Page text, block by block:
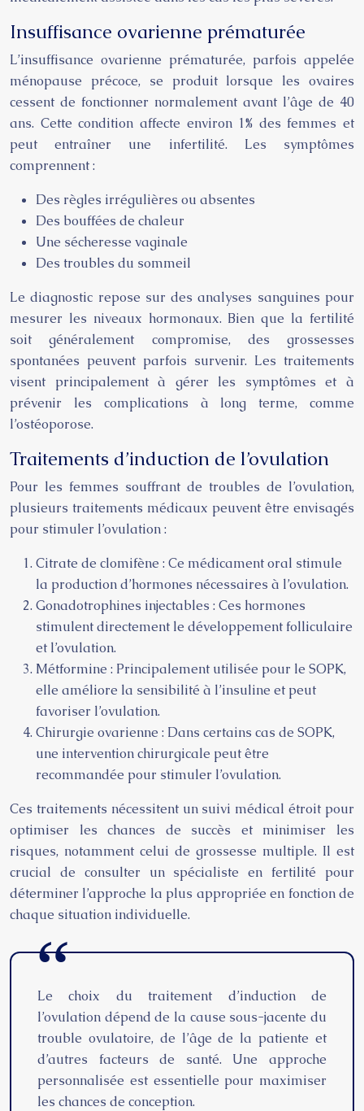
Insuffisance ovarienne prématurée
L’insuffisance ovarienne prématurée, parfois appelée
ménopause précoce, se produit lorsque les ovaires
cessent de fonctionner normalement avant l’âge de 40
ans. Cette condition affecte environ 1% des femmes et
peut entraîner une infertilité. Les symptômes
comprennent :
Des règles irrégulières ou absentes
Des bouffées de chaleur
Une sécheresse vaginale
Des troubles du sommeil
Le diagnostic repose sur des analyses sanguines pour
mesurer les niveaux hormonaux. Bien que la fertilité
soit généralement compromise, des grossesses
spontanées peuvent parfois survenir. Les traitements
visent principalement à gérer les symptômes et à
prévenir les complications à long terme, comme
l’ostéoporose.
Traitements d’induction de l’ovulation
Pour les femmes souffrant de troubles de l’ovulation,
plusieurs traitements médicaux peuvent être envisagés
pour stimuler l’ovulation :
Citrate de clomifène : Ce médicament oral stimule
la production d’hormones nécessaires à l’ovulation.
Gonadotrophines injectables : Ces hormones
stimulent directement le développement folliculaire
et l’ovulation.
Métformine : Principalement utilisée pour le SOPK,
elle améliore la sensibilité à l’insuline et peut
favoriser l’ovulation.
Chirurgie ovarienne : Dans certains cas de SOPK,
une intervention chirurgicale peut être
recommandée pour stimuler l’ovulation.
Ces traitements nécessitent un suivi médical étroit pour
optimiser les chances de succès et minimiser les
risques, notamment celui de grossesse multiple. Il est
crucial de consulter un spécialiste en fertilité pour
déterminer l’approche la plus appropriée en fonction de
chaque situation individuelle.
Le choix du traitement d’induction de
l’ovulation dépend de la cause sous-jacente du
trouble ovulatoire, de l’âge de la patiente et
d’autres facteurs de santé. Une approche
personnalisée est essentielle pour maximiser
les chances de conception.